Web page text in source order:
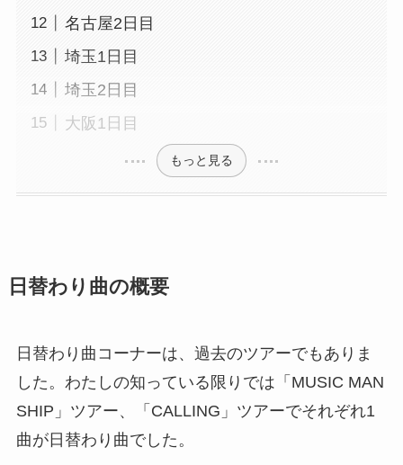
名古屋2日目
埼玉1日目
埼玉2日目
大阪1日目
もっと見る
日替わり曲の概要
日替わり曲コーナーは、過去のツアーでもありま
した。わたしの知っている限りでは「MUSIC MAN
SHIP」ツアー、「CALLING」ツアーでそれぞれ1
曲が日替わり曲でした。